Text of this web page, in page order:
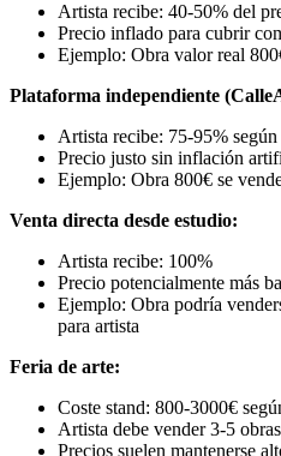
Artista recibe: 40-50% del
Precio inflado para cubrir
Ejemplo: Obra valor real
Plataforma independiente
Artista recibe: 75-95% según
Precio justo sin inflación
Ejemplo: Obra 800€ se
Venta directa desde estudio:
Artista recibe: 100%
Precio potencialmente más
Ejemplo: Obra podría
para artista
Feria de arte:
Coste stand: 800-3000€
Artista debe vender 3-5
Precios suelen mantenerse